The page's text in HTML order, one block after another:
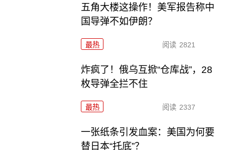
五角大楼这操作！美军报告称中
国导弹不如伊朗？
最热 阅读 2821
炸疯了！俄乌互掀“仓库战”，28
枚导弹全拦不住
最热 阅读 2337
一张纸条引发血案：美国为何要
替日本“托底”？